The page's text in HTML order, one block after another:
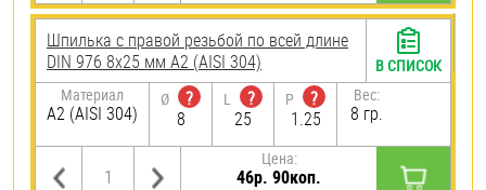
Шпилька с правой резьбой по всей длине
DIN 976 8х25 мм А2 (AISI 304)
Материал
А2 (AISI 304)
Ø
?
8
L
?
25
P
?
1.25
Вес:
8 гр.
Цена:
46р. 90коп.
В СПИСОК